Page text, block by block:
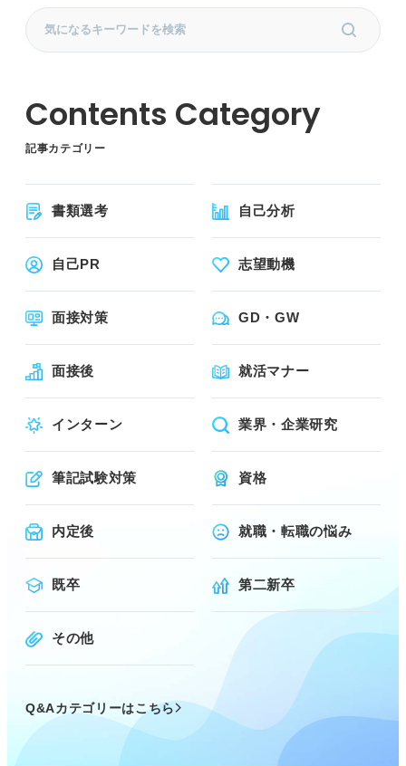
記事カテゴリー
書類選考 自己分析
自己PR 志望動機
面接対策 GD・GW
面接後 就活マナー
インターン 業界・企業研究
筆記試験対策 資格
内定後 就職・転職の悩み
既卒 第二新卒
その他
Q&Aカテゴリーはこちら